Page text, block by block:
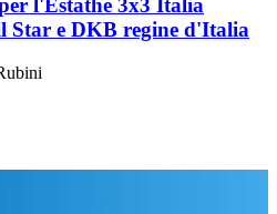
l'Estathé 3x3 Italia
Star e DKB regine d'Italia